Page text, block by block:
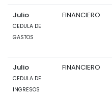
Julio
CEDULA DE
GASTOS
FINANCIERO
Julio
CEDULA DE
INGRESOS
FINANCIERO